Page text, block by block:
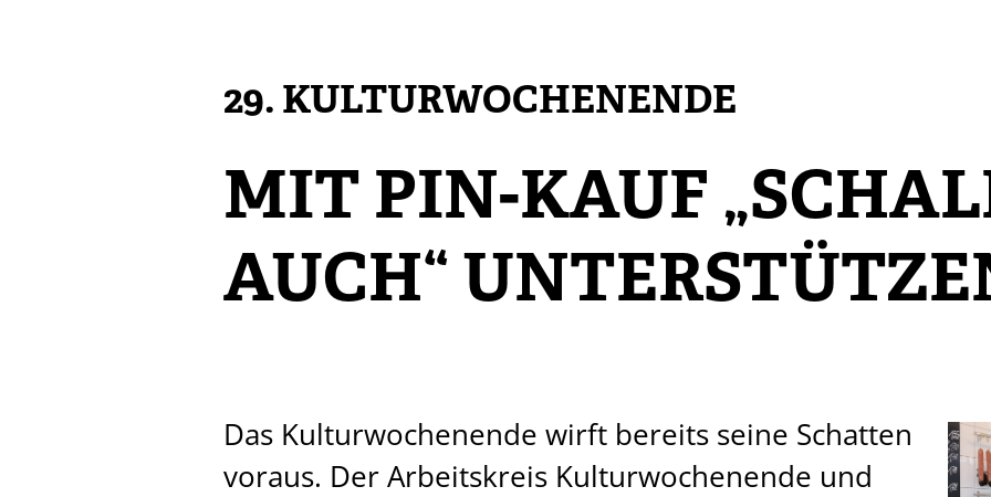
29. KULTURWOCHENENDE
MIT PIN-KAUF
AUCH“
Das Kulturwochenende wirft bereits seine Schatten
voraus. Der Arbeitskreis Kulturwochenende und